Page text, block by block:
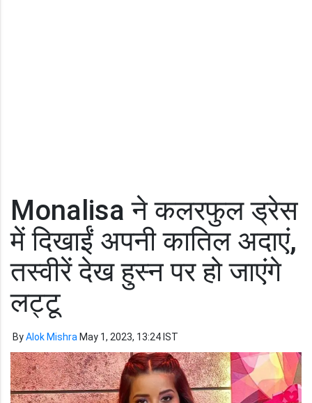
Monalisa ने कलरफुल ड्रेस
में दिखाईं अपनी कातिल अदाएं,
तस्वीरें देख हुस्न पर हो जाएंगे
लट्टू
ByAlok Mishra May 1, 2023, 13:24 IST